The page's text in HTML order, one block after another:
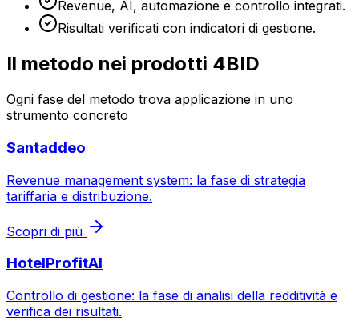
Revenue, AI, automazione e controllo integrati.
Risultati verificati con indicatori di gestione.
Il metodo nei prodotti 4BID
Ogni fase del metodo trova applicazione in uno
strumento concreto
Santaddeo
Revenue management system: la fase di strategia
tariffaria e distribuzione.
Scopri di più
HotelProfitAI
Controllo di gestione: la fase di analisi della redditività e
verifica dei risultati.